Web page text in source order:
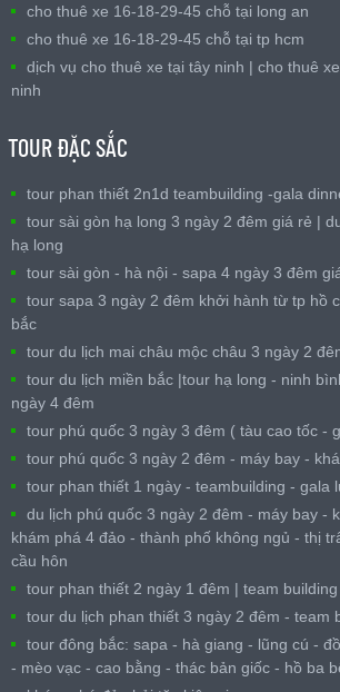
cho thuê xe 16-18-29-45 chỗ tại long an
cho thuê xe 16-18-29-45 chỗ tại tp hcm
dịch vụ cho thuê xe tại tây ninh | cho thuê
ninh
TOUR ĐẶC SẮC
tour phan thiết 2n1d teambuilding -gala
tour sài gòn hạ long 3 ngày 2 đêm giá rẻ |
hạ long
tour sài gòn - hà nội - sapa 4 ngày 3 đêm
tour sapa 3 ngày 2 đêm khởi hành từ tp hồ
bắc
tour du lịch mai châu mộc châu 3 ngày 2
tour du lịch miền bắc |tour hạ long - ninh
ngày 4 đêm
tour phú quốc 3 ngày 3 đêm ( tàu cao tốc -
tour phú quốc 3 ngày 2 đêm - máy bay -
tour phan thiết 1 ngày - teambuilding - gala
du lịch phú quốc 3 ngày 2 đêm - máy bay -
khám phá 4 đảo - thành phố không ngủ - thị
cầu hôn
tour phan thiết 2 ngày 1 đêm | team
tour du lịch phan thiết 3 ngày 2 đêm - team
tour đông bắc: sapa - hà giang - lũng cú -
- mèo vạc - cao bằng - thác bản giốc - hồ ba